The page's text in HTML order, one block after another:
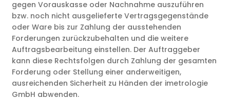
gegen Vorauskasse oder Nachnahme auszuführen
bzw. noch nicht ausgelieferte Vertragsgegenstände
oder Ware bis zur Zahlung der ausstehenden
Forderungen zurückzubehalten und die weitere
Auftragsbearbeitung einstellen. Der Auftraggeber
kann diese Rechtsfolgen durch Zahlung der gesamten
Forderung oder Stellung einer anderweitigen,
ausreichenden Sicherheit zu Händen der imetrologie
GmbH abwenden.